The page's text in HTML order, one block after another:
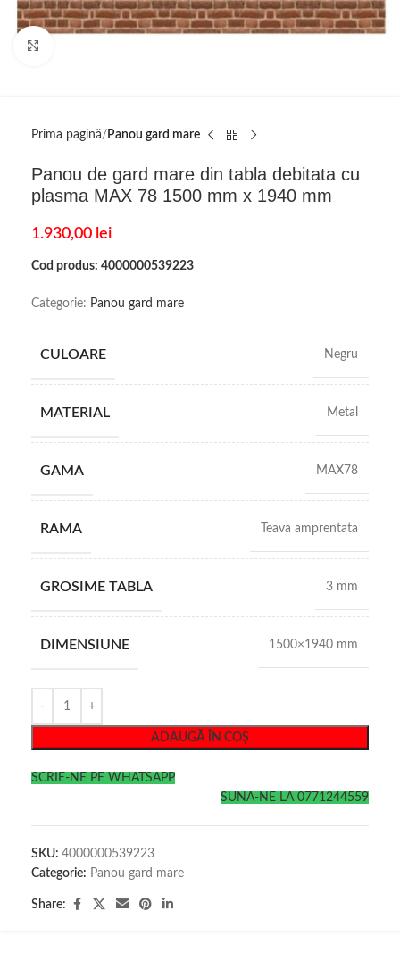
Prima pagină Panou gard mare
Panou de gard mare din tabla debitata cu
plasma MAX 78 1500 mm x 1940 mm
1.930,00 lei
Cod produs: 4000000539223
Categorie: Panou gard mare
CULOARE Negru
MATERIAL Metal
GAMA MAX78
RAMA Teava amprentata
GROSIME TABLA 3 mm
DIMENSIUNE 1500×1940 mm
ADAUGĂ ÎN COȘ
SCRIE-NE PE WHATSAPP
SUNA-NE LA 0771244559
SKU: 4000000539223
Categorie: Panou gard mare
Share: